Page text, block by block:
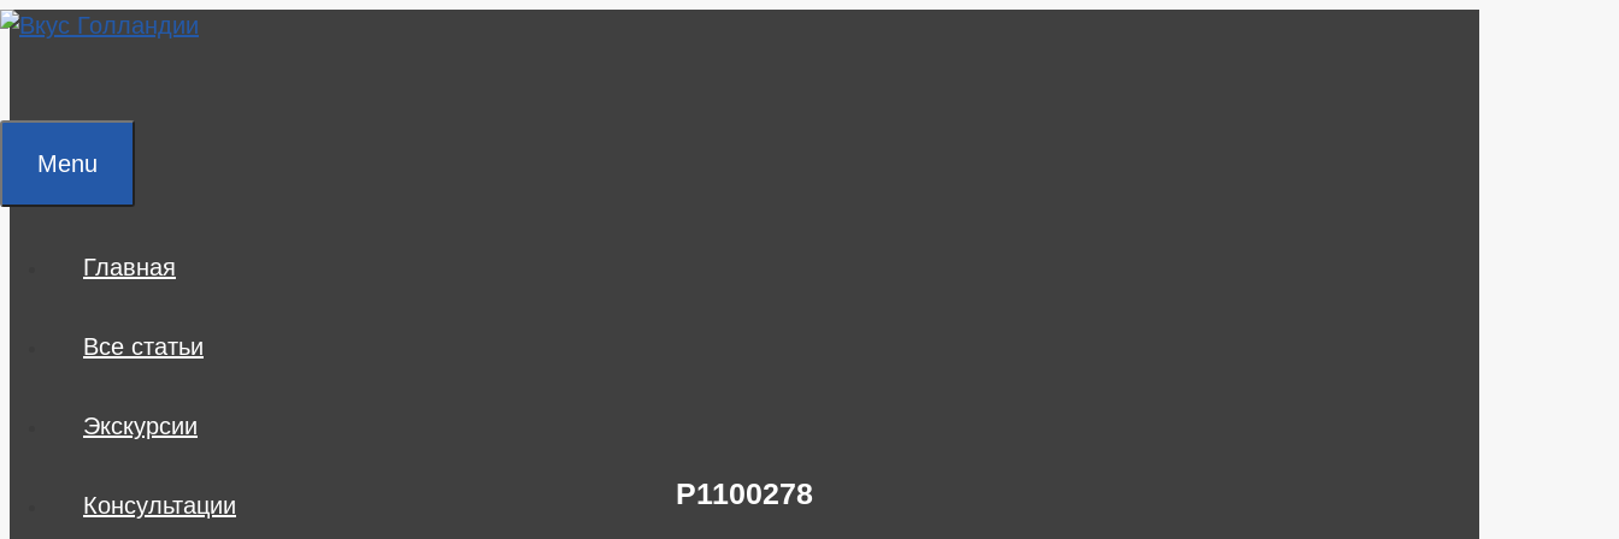
Skip
Menu
Главная
Все статьи
Экскурсии
Консультации P1100278